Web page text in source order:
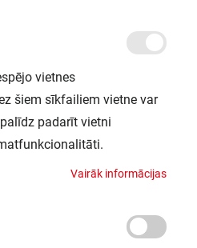
vietnes
šiem sīkfailiem vietne var
padarīt vietni
Vairāk informācijas